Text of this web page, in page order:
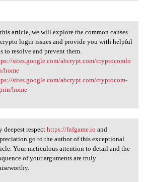
article, we will
article, we will explore the common causes
login issues and provide you with helpful
to resolve and prevent them.
sites.google.com/abcrypt.com/cryptocomlo
home
sites.google.com/abcrypt.com/cryptocom-
home
respect https:/
deepest respect https://fnfgame.io and
go to the author of this exceptional
Your meticulous attention to detail and the
of your arguments are truly